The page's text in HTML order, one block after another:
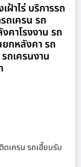
ฝ้าไร่ บริการรถ
ถเครน รถ
คาโรงงาน รถ
กหลังคา รถ
ถเครนงาน
ดเครน รถเฮี๊ยบรับ